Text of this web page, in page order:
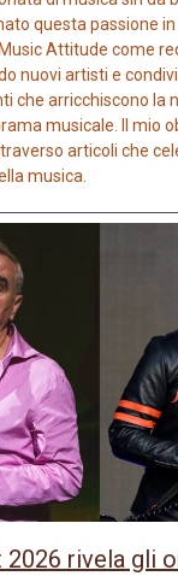
questa passione in
Attitude come
nuovi artisti e
che arricchiscono la
musicale. Il mio
articoli che
musica.
2026 rivela gli